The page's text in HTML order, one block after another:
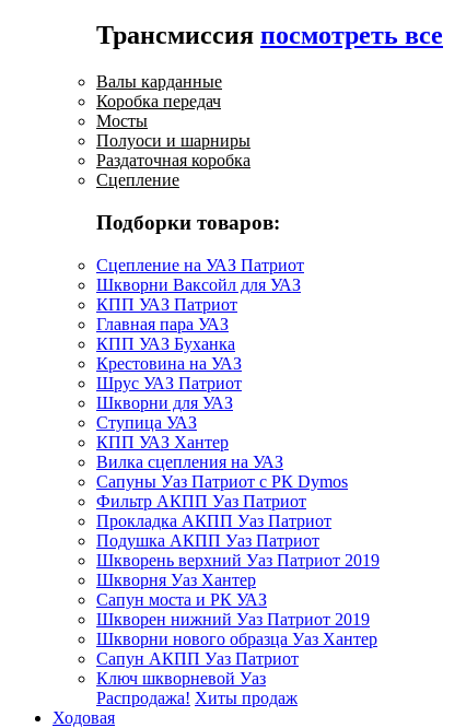
Трансмиссия посмотреть все
Валы карданные
Коробка передач
Мосты
Полуоси и шарниры
Раздаточная коробка
Сцепление
Подборки товаров:
Сцепление на УАЗ Патриот
Шкворни Ваксойл для УАЗ
КПП УАЗ Патриот
Главная пара УАЗ
КПП УАЗ Буханка
Крестовина на УАЗ
Шрус УАЗ Патриот
Шкворни для УАЗ
Ступица УАЗ
КПП УАЗ Хантер
Вилка сцепления на УАЗ
Сапуны Уаз Патриот с РК Dymos
Фильтр АКПП Уаз Патриот
Прокладка АКПП Уаз Патриот
Подушка АКПП Уаз Патриот
Шкворень верхний Уаз Патриот 2019
Шкворня Уаз Хантер
Сапун моста и РК УАЗ
Шкворен нижний Уаз Патриот 2019
Шкворни нового образца Уаз Хантер
Сапун АКПП Уаз Патриот
Ключ шкворневой Уаз
Распродажа! Хиты продаж
Ходовая